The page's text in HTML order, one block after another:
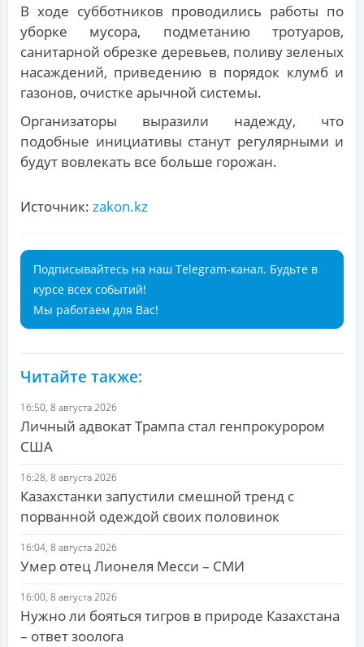
В ходе субботников проводились работы по
уборке мусора, подметанию тротуаров,
санитарной обрезке деревьев, поливу зеленых
насаждений, приведению в порядок клумб и
газонов, очистке арычной системы.
Организаторы выразили надежду, что
подобные инициативы станут регулярными и
будут вовлекать все больше горожан.
Источник: zakon.kz
Подписывайтесь на наш Telegram-канал. Будьте в
курсе всех событий!
Мы работаем для Вас!
Читайте также:
16:50, 8 августа 2026
Личный адвокат Трампа стал генпрокурором
США
16:28, 8 августа 2026
Казахстанки запустили смешной тренд с
порванной одеждой своих половинок
16:04, 8 августа 2026
Умер отец Лионеля Месси – СМИ
16:00, 8 августа 2026
Нужно ли бояться тигров в природе Казахстана
– ответ зоолога